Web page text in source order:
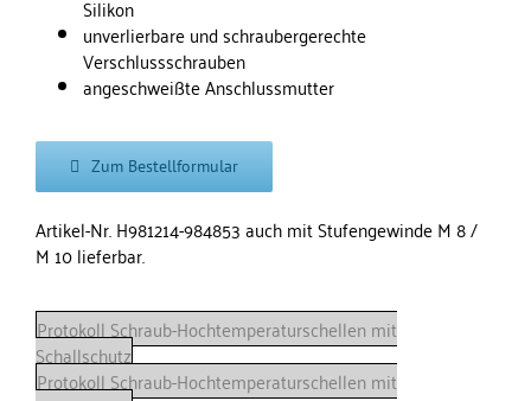
Silikon
unverlierbare und schraubergerechte
Verschlussschrauben
angeschweißte Anschlussmutter
Zum Bestellformular
Artikel-Nr. H981214-984853 auch mit Stufengewinde M 8 /
M 10 lieferbar.
Protokoll Schraub-Hochtemperaturschellen mit
Schallschutz
Protokoll Schraub-Hochtemperaturschellen mit